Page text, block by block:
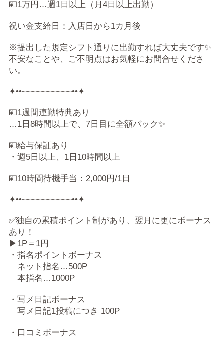
💴1万円…週1日以上（月4日以上出勤）
祝い金支給日：入店日から1カ月後
※提出した規定シフト通りに出勤すれば大丈夫です✨
不安なことや、ご不明点はお気軽にお問合せくださ
い。
✦••┈┈┈┈┈┈┈┈┈┈••✦
💴1週間連勤特典あり
…1日8時間以上で、7日目に全額バック✨
💴給与保証あり
・週5日以上、1日10時間以上
💴10時間待機手当：2,000円/1日
✦••┈┈┈┈┈┈┈┈┈┈••✦
✅独自の累積ポイント制があり、翌月に更にボーナス
あり！
▶1P＝1円
・指名ポイントボーナス
ネット指名…500P
本指名…1000P
・写メ日記ボーナス
写メ日記1投稿につき 100P
・口コミボーナス